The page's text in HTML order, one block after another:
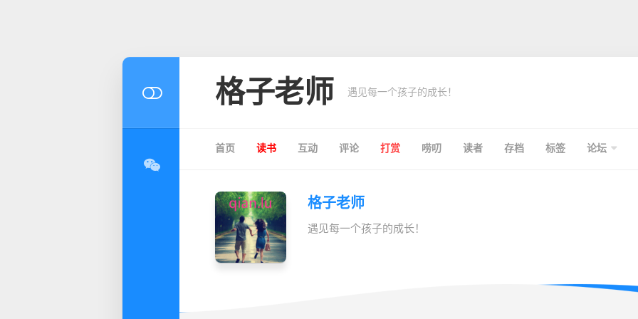
格子老师 遇见每一个孩子的成长！
首页 读书 互动 评论 打赏 唠叨 读者 存档 标签 论坛
格子老师
遇见每一个孩子的成长！